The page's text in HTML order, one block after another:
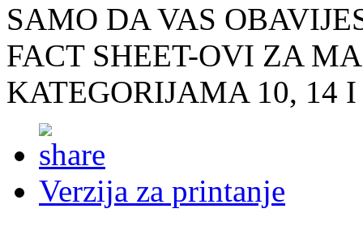
SAMO DA VAS
FACT SHEET-OVI ZA
KATEGORIJAMA 10, 14
Verzija za printanje